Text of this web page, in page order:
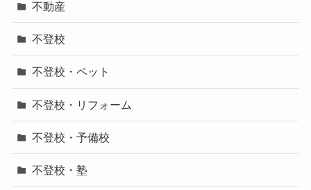
不動産
不登校
不登校・ペット
不登校・リフォーム
不登校・予備校
不登校・塾